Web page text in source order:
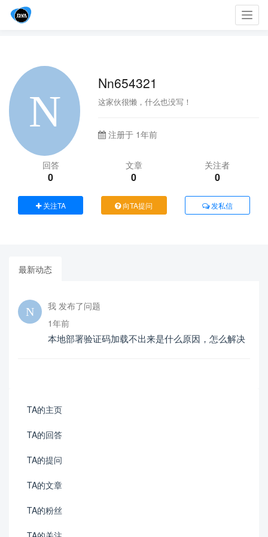
Nn654321
这家伙很懒，什么也没写！
注册于 1年前
回答
0
文章
0
关注者
0
关注TA 向TA提问 发私信
最新动态
我 发布了问题
1年前
本地部署验证码加载不出来是什么原因，怎么解决
TA的主页
TA的回答
TA的提问
TA的文章
TA的粉丝